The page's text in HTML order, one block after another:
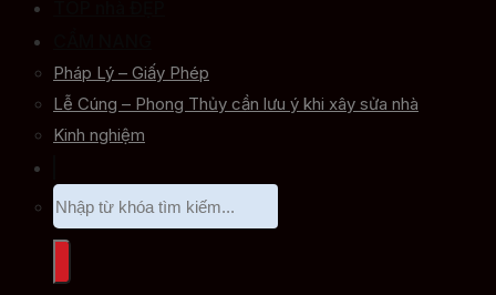
Pháp Lý – Giấy Phép
Lễ Cúng – Phong Thủy cần lưu ý khi xây sửa nhà
Kinh nghiệm